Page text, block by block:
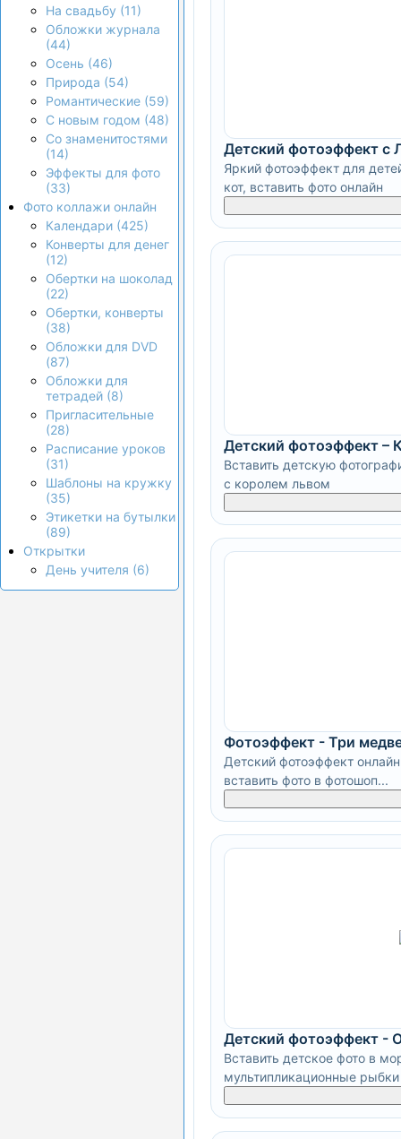
На свадьбу (11)
Обложки журнала
(44)
Осень (46)
Природа (54)
Романтические (59)
С новым годом (48)
Со знаменитостями
(14)
Эффекты для фото
(33)
Фото коллажи онлайн
Календари (425)
Конверты для денег
(12)
Обертки на шоколад
(22)
Обертки, конверты
(38)
Обложки для DVD
(87)
Обложки для
тетрадей (8)
Пригласительные
(28)
Расписание уроков
(31)
Шаблоны на кружку
(35)
Этикетки на бутылки
(89)
Открытки
День учителя (6)
Детский фотоэффект с
Яркий фотоэффект для
кот, вставить фото онлайн
Детский фотоэффект –
Вставить детскую
с королем львом
Фотоэффект - Три
Детский фотоэффект
вставить фото в фотошоп...
Детский фотоэффект -
Вставить детское фото в
мультипликационные рыбки